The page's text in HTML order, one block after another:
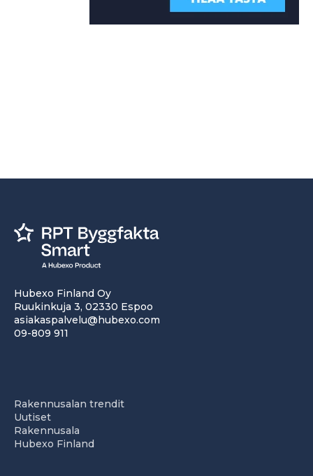
Hubexo Finland Oy
Ruukinkuja 3, 02330 Espoo
asiakaspalvelu@hubexo.com
09-809 911
Rakennusalan trendit
Uutiset
Rakennusala
Hubexo Finland